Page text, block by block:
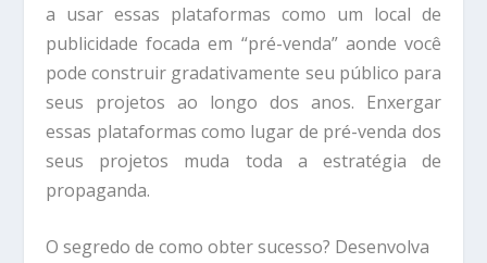
a usar essas plataformas como um local de
publicidade focada em “pré-venda” aonde você
pode construir gradativamente seu público para
seus projetos ao longo dos anos. Enxergar
essas plataformas como lugar de pré-venda dos
seus projetos muda toda a estratégia de
propaganda.
O segredo de como obter sucesso? Desenvolva